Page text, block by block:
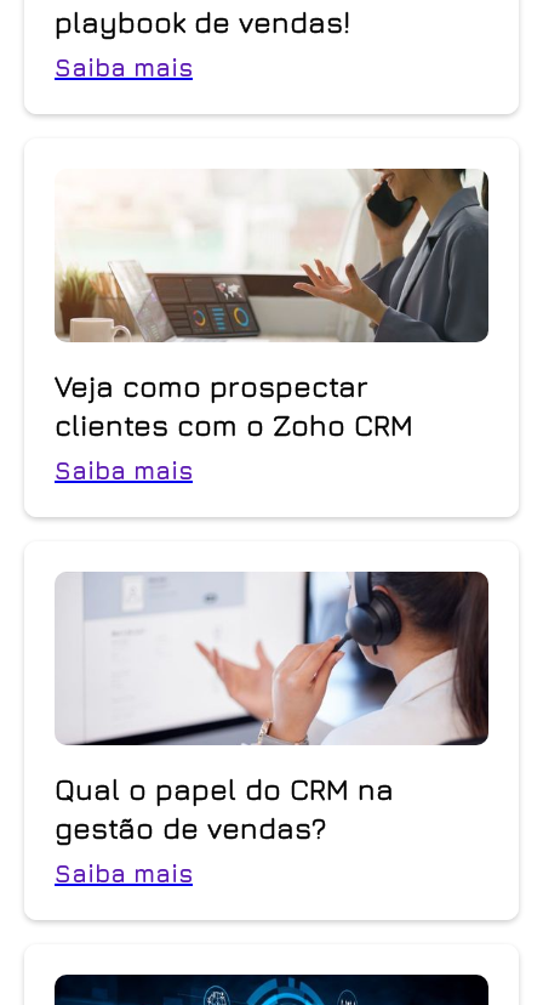
playbook de vendas!
Saiba mais
Veja como prospectar
clientes com o Zoho CRM
Saiba mais
Qual o papel do CRM na
gestão de vendas?
Saiba mais